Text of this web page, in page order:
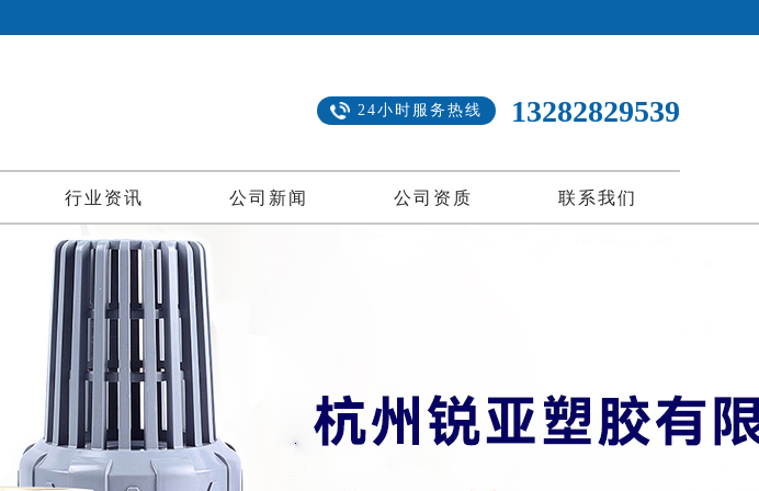
24小时服务热线 13282829539
行业资讯 公司新闻 公司资质 联系我们